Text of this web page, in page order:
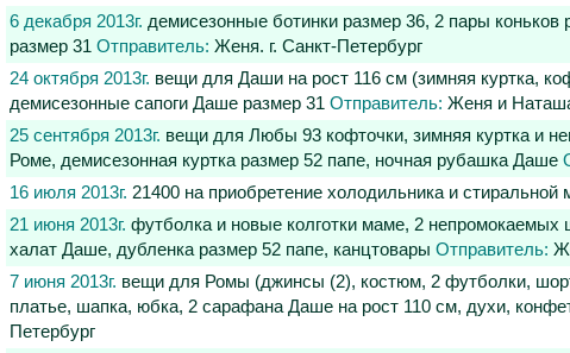
6 декабря 2013г. демисезонные ботинки размер 36, 2 пары
размер 31 Отправитель: Женя. г. Санкт-Петербург
24 октября 2013г. вещи для Даши на рост 116 см (зимняя куртка,
демисезонные сапоги Даше размер 31 Отправитель: Женя и
25 сентября 2013г. вещи для Любы 93 кофточки, зимняя куртка и
Роме, демисезонная куртка размер 52 папе, ночная рубашка Даше
16 июля 2013г. 21400 на приобретение холодильника и
21 июня 2013г. футболка и новые колготки маме, 2
халат Даше, дубленка размер 52 папе, канцтовары Отправитель:
7 июня 2013г. вещи для Ромы (джинсы (2), костюм, 2 футболки,
платье, шапка, юбка, 2 сарафана Даше на рост 110 см, духи,
Петербург